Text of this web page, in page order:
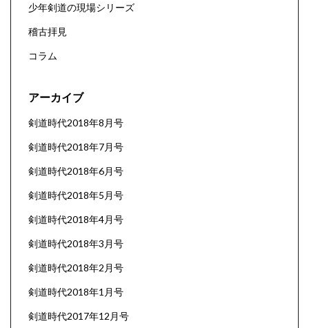
少年剣道の現場シリーズ
稽古拝見
コラム
アーカイブ
剣道時代2018年8月号
剣道時代2018年7月号
剣道時代2018年6月号
剣道時代2018年5月号
剣道時代2018年4月号
剣道時代2018年3月号
剣道時代2018年2月号
剣道時代2018年1月号
剣道時代2017年12月号